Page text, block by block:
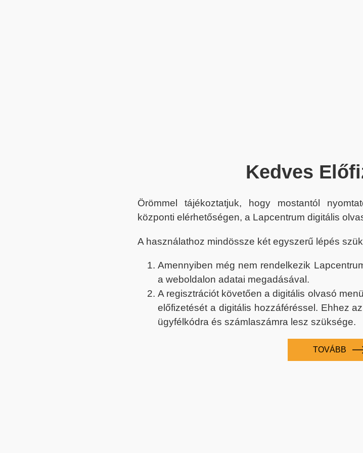
Kedves
Örömmel tájékoztatjuk, hogy mostantól
központi elérhetőségen, a Lapcentrum digitális
A használathoz mindössze két egyszerű lépés
Amennyiben még nem rendelkezik
a weboldalon adatai megadásával.
A regisztrációt követően a digitális olvasó
előfizetését a digitális hozzáféréssel. Ehhez
ügyfélkódra és számlaszámra lesz szüksége.
TOVÁBB